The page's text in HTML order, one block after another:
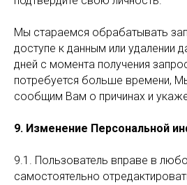
Мы стараемся обрабатывать
доступе к данным или удалении
дней с момента получения
потребуется больше времени,
сообщим Вам о причинах и
9. Изменение Персональной
9.1. Пользователь вправе в
самостоятельно